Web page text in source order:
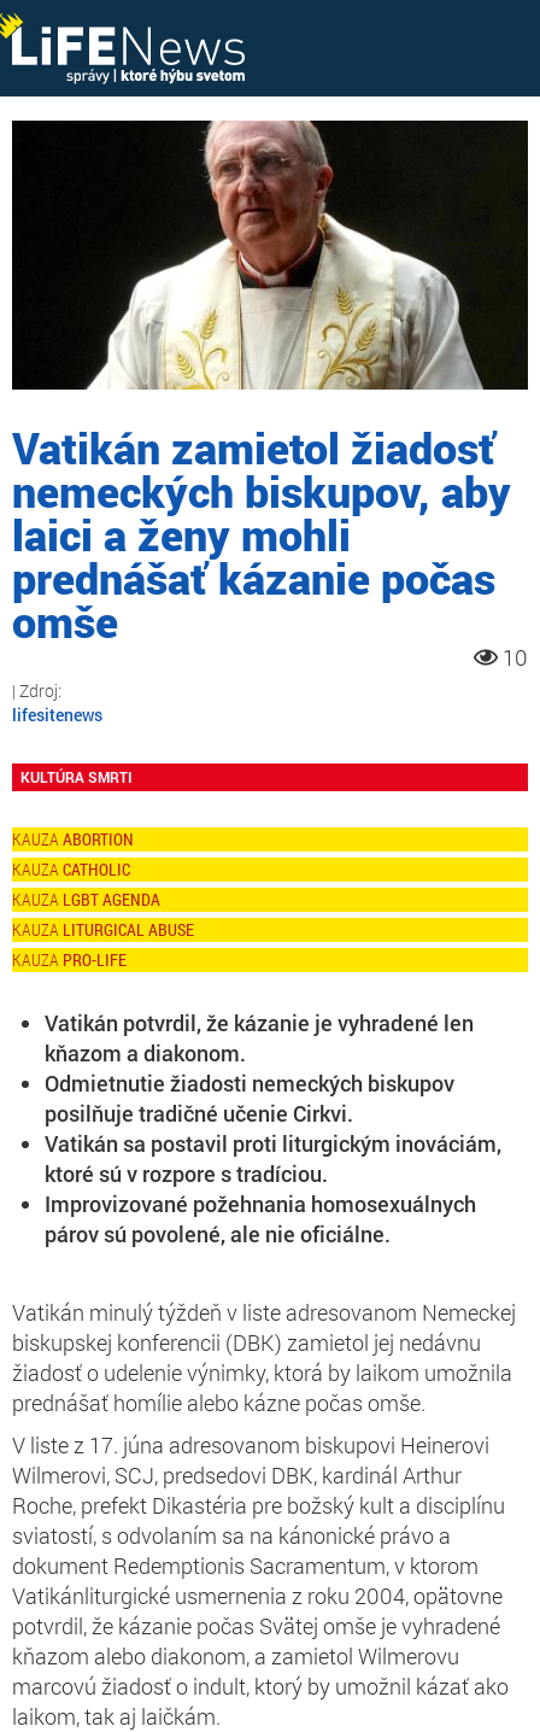
Vatikán zamietol žiadosť
nemeckých biskupov, aby
laici a ženy mohli
prednášať kázanie počas
omše
10
lifesitenews
KULTÚRA SMRTI
ABORTION
CATHOLIC
LGBT AGENDA
LITURGICAL ABUSE
PRO-LIFE
Vatikán potvrdil, že kázanie je vyhradené len
kňazom a diakonom.
Odmietnutie žiadosti nemeckých biskupov
posilňuje tradičné učenie Cirkvi.
Vatikán sa postavil proti liturgickým inováciám,
ktoré sú v rozpore s tradíciou.
Improvizované požehnania homosexuálnych
párov sú povolené, ale nie oficiálne.
Vatikán minulý týždeň v liste adresovanom Nemeckej
biskupskej konferencii (DBK) zamietol jej nedávnu
žiadosť o udelenie výnimky, ktorá by laikom umožnila
prednášať homílie alebo kázne počas omše.
V liste z 17. júna adresovanom biskupovi Heinerovi
Wilmerovi, SCJ, predsedovi DBK, kardinál Arthur
Roche, prefekt Dikastéria pre božský kult a disciplínu
sviatostí, s odvolaním sa na kánonické právo a
dokument Redemptionis Sacramentum, v ktorom
Vatikánliturgické usmernenia z roku 2004, opätovne
potvrdil, že kázanie počas Svätej omše je vyhradené
kňazom alebo diakonom, a zamietol Wilmerovu
marcovú žiadosť o indult, ktorý by umožnil kázať ako
laikom, tak aj laičkám.